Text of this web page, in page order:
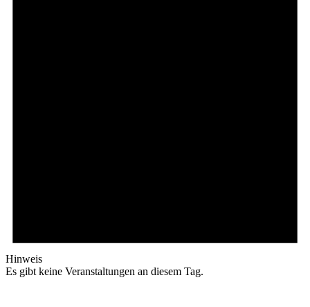
Hinweis
Es gibt keine Veranstaltungen an diesem Tag.